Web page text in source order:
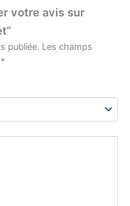
votre avis sur
publiée. Les champs
*